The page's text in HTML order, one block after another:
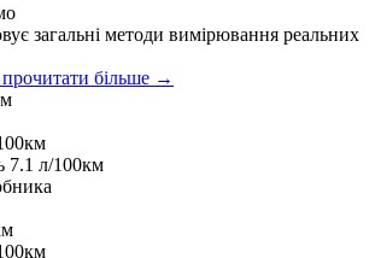
загальні методи вимірювання реальних
прочитати більше →
7.1 л/100км